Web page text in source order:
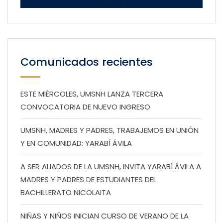
Comunicados recientes
ESTE MIÉRCOLES, UMSNH LANZA TERCERA
CONVOCATORIA DE NUEVO INGRESO
UMSNH, MADRES Y PADRES, TRABAJEMOS EN UNIÓN
Y EN COMUNIDAD: YARABÍ ÁVILA
A SER ALIADOS DE LA UMSNH, INVITA YARABÍ ÁVILA A
MADRES Y PADRES DE ESTUDIANTES DEL
BACHILLERATO NICOLAITA
NIÑAS Y NIÑOS INICIAN CURSO DE VERANO DE LA